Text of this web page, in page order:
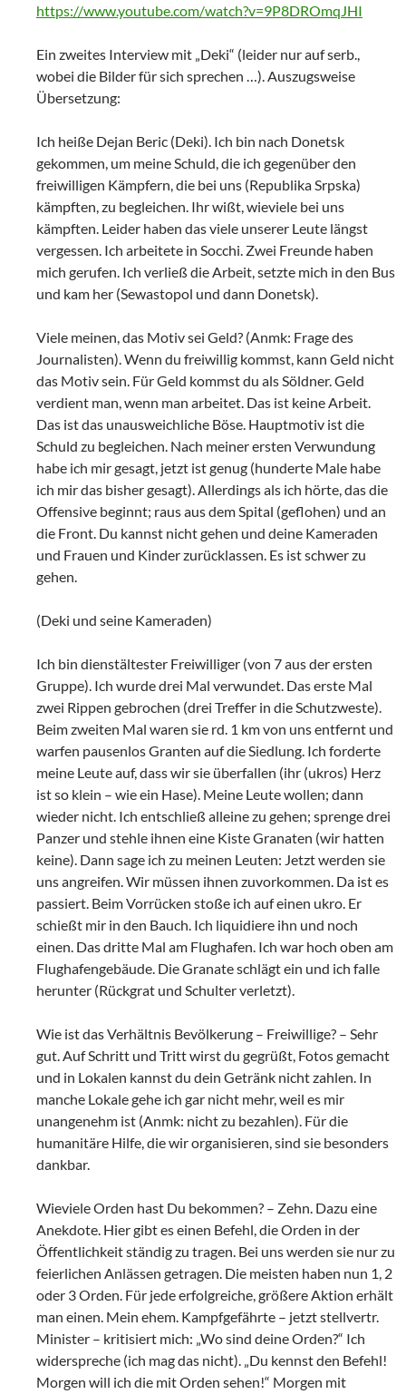
https://www.youtube.com/watch?v=9P8DROmqJHI
Ein zweites Interview mit „Deki“ (leider nur auf serb.,
wobei die Bilder für sich sprechen …). Auszugsweise
Übersetzung:
Ich heiße Dejan Beric (Deki). Ich bin nach Donetsk
gekommen, um meine Schuld, die ich gegenüber den
freiwilligen Kämpfern, die bei uns (Republika Srpska)
kämpften, zu begleichen. Ihr wißt, wieviele bei uns
kämpften. Leider haben das viele unserer Leute längst
vergessen. Ich arbeitete in Socchi. Zwei Freunde haben
mich gerufen. Ich verließ die Arbeit, setzte mich in den Bus
und kam her (Sewastopol und dann Donetsk).
Viele meinen, das Motiv sei Geld? (Anmk: Frage des
Journalisten). Wenn du freiwillig kommst, kann Geld nicht
das Motiv sein. Für Geld kommst du als Söldner. Geld
verdient man, wenn man arbeitet. Das ist keine Arbeit.
Das ist das unausweichliche Böse. Hauptmotiv ist die
Schuld zu begleichen. Nach meiner ersten Verwundung
habe ich mir gesagt, jetzt ist genug (hunderte Male habe
ich mir das bisher gesagt). Allerdings als ich hörte, das die
Offensive beginnt; raus aus dem Spital (geflohen) und an
die Front. Du kannst nicht gehen und deine Kameraden
und Frauen und Kinder zurücklassen. Es ist schwer zu
gehen.
(Deki und seine Kameraden)
Ich bin dienstältester Freiwilliger (von 7 aus der ersten
Gruppe). Ich wurde drei Mal verwundet. Das erste Mal
zwei Rippen gebrochen (drei Treffer in die Schutzweste).
Beim zweiten Mal waren sie rd. 1 km von uns entfernt und
warfen pausenlos Granten auf die Siedlung. Ich forderte
meine Leute auf, dass wir sie überfallen (ihr (ukros) Herz
ist so klein – wie ein Hase). Meine Leute wollen; dann
wieder nicht. Ich entschließ alleine zu gehen; sprenge drei
Panzer und stehle ihnen eine Kiste Granaten (wir hatten
keine). Dann sage ich zu meinen Leuten: Jetzt werden sie
uns angreifen. Wir müssen ihnen zuvorkommen. Da ist es
passiert. Beim Vorrücken stoße ich auf einen ukro. Er
schießt mir in den Bauch. Ich liquidiere ihn und noch
einen. Das dritte Mal am Flughafen. Ich war hoch oben am
Flughafengebäude. Die Granate schlägt ein und ich falle
herunter (Rückgrat und Schulter verletzt).
Wie ist das Verhältnis Bevölkerung – Freiwillige? – Sehr
gut. Auf Schritt und Tritt wirst du gegrüßt, Fotos gemacht
und in Lokalen kannst du dein Getränk nicht zahlen. In
manche Lokale gehe ich gar nicht mehr, weil es mir
unangenehm ist (Anmk: nicht zu bezahlen). Für die
humanitäre Hilfe, die wir organisieren, sind sie besonders
dankbar.
Wieviele Orden hast Du bekommen? – Zehn. Dazu eine
Anekdote. Hier gibt es einen Befehl, die Orden in der
Öffentlichkeit ständig zu tragen. Bei uns werden sie nur zu
feierlichen Anlässen getragen. Die meisten haben nun 1, 2
oder 3 Orden. Für jede erfolgreiche, größere Aktion erhält
man einen. Mein ehem. Kampfgefährte – jetzt stellvertr.
Minister – kritisiert mich: „Wo sind deine Orden?“ Ich
widerspreche (ich mag das nicht). „Du kennst den Befehl!
Morgen will ich die mit Orden sehen!“ Morgen mit